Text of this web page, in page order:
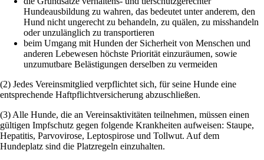
Hundeausbildung zu wahren, das bedeutet unter anderem, den
Hund nicht ungerecht zu behandeln, zu quälen, zu misshandeln
oder unzulänglich zu transportieren
beim Umgang mit Hunden der Sicherheit von Menschen und
anderen Lebewesen höchste Priorität einzuräumen, sowie
unzumutbare Belästigungen derselben zu vermeiden
(2) Jedes Vereinsmitglied verpflichtet sich, für seine Hunde eine
entsprechende Haftpflichtversicherung abzuschließen.
(3) Alle Hunde, die an Vereinsaktivitäten teilnehmen, müssen einen
gültigen Impfschutz gegen folgende Krankheiten aufweisen: Staupe,
Hepatitis, Parvovirose, Leptospirose und Tollwut. Auf dem
Hundeplatz sind die Platzregeln einzuhalten.